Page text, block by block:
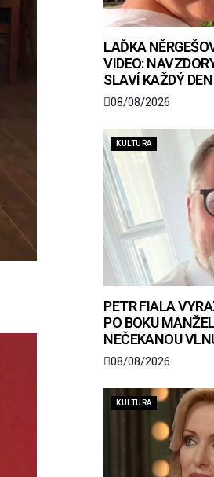
LAĎKA
VIDEO:
SLAVÍ KAŽDÝ DEN
08/08/2026
KULTURA
PETR FIALA
PO BOKU
NEČEKANOU
08/08/2026
KULTURA